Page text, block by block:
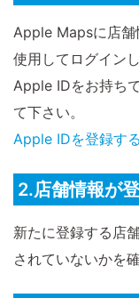
Apple Mapsに店舗
使用してログインし
Apple IDをお持ち
て下さい。
Apple IDを登録する
2.店舗情報が
新たに登録する店
されていないかを